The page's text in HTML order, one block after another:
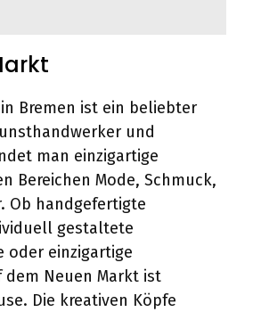
Bremen ist ein beliebter
und
man einzigartige
Bereichen Mode, Schmuck,
Ob handgefertigte
gestaltete
oder einzigartige
dem Neuen Markt ist
Die kreativen Köpfe